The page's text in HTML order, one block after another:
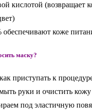
кислотой (возвращает
обеспечивают коже
маску?
приступать к
руки и очистить
под эластичную